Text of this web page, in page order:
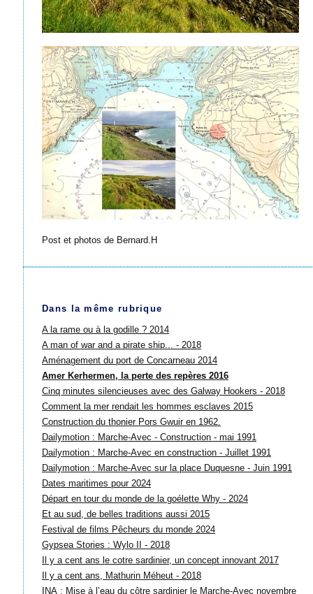
Post et photos de Bernard.H
Dans la même rubrique
A la rame ou à la godille ? 2014
A man of war and a pirate ship... - 2018
Aménagement du port de Concarneau 2014
Amer Kerhermen, la perte des repères 2016
Cinq minutes silencieuses avec des Galway Hookers - 2018
Comment la mer rendait les hommes esclaves 2015
Construction du thonier Pors Gwuir en 1962.
Dailymotion : Marche-Avec - Construction - mai 1991
Dailymotion : Marche-Avec en construction - Juillet 1991
Dailymotion : Marche-Avec sur la place Duquesne - Juin 1991
Dates maritimes pour 2024
Départ en tour du monde de la goélette Why - 2024
Et au sud, de belles traditions aussi 2015
Festival de films Pêcheurs du monde 2024
Gypsea Stories : Wylo II - 2018
Il y a cent ans le cotre sardinier, un concept innovant 2017
Il y a cent ans, Mathurin Méheut - 2018
INA : Mise à l’eau du côtre sardinier le Marche-Avec novembre